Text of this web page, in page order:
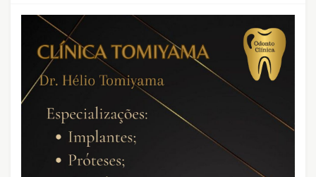
CRIMES QUE ABALARAM O BRASIL